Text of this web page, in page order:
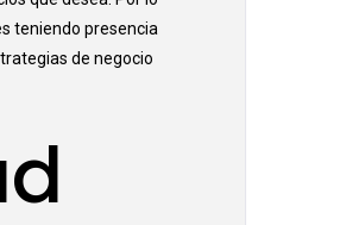
teniendo presencia
de negocio